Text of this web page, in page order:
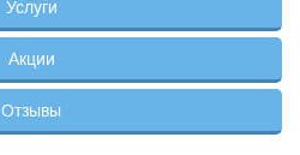
Услуги
Акции
Отзывы